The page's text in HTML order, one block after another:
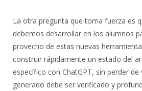
La otra pregunta que toma fuerza es
debemos desarrollar en los alumnos
provecho de estas nuevas
construir rápidamente un estado del
específico con ChatGPT, sin perder
generado debe ser verificado y